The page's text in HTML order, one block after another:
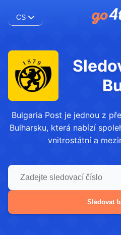
CS
Bulgaria Post je jednou z
Bulharsku, která nabízí
vnitrostátní a
Sledovat